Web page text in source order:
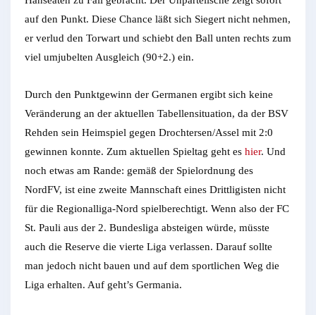
auf den Punkt. Diese Chance läßt sich Siegert nicht nehmen,
er verlud den Torwart und schiebt den Ball unten rechts zum
viel umjubelten Ausgleich (90+2.) ein.
Durch den Punktgewinn der Germanen ergibt sich keine
Veränderung an der aktuellen Tabellensituation, da der BSV
Rehden sein Heimspiel gegen Drochtersen/Assel mit 2:0
gewinnen konnte. Zum aktuellen Spieltag geht es hier. Und
noch etwas am Rande: gemäß der Spielordnung des
NordFV, ist eine zweite Mannschaft eines Drittligisten nicht
für die Regionalliga-Nord spielberechtigt. Wenn also der FC
St. Pauli aus der 2. Bundesliga absteigen würde, müsste
auch die Reserve die vierte Liga verlassen. Darauf sollte
man jedoch nicht bauen und auf dem sportlichen Weg die
Liga erhalten. Auf geht’s Germania.